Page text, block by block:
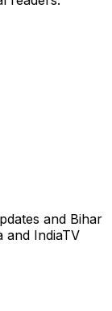
and Bihar
and IndiaTV